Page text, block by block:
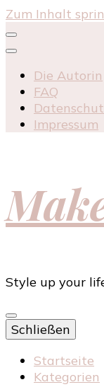
Zum Inhalt
Die Autorin
FAQ
Impressum
Style up your
Schließen
Startseite
Kategorien